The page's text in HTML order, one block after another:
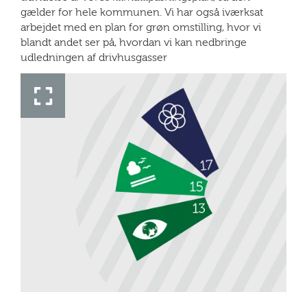
gælder for hele kommunen. Vi har også iværksat
arbejdet med en plan for grøn omstilling, hvor vi
blandt andet ser på, hvordan vi kan nedbringe
udledningen af drivhusgasser